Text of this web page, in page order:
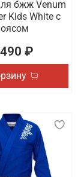
бжж Venum
Kids White с
₽